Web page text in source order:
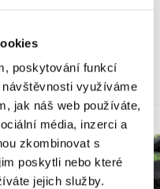
poskytování funkcí
využíváme
jak náš web používáte,
média, inzerci a
zkombinovat s
poskytli nebo které
jejich služby.